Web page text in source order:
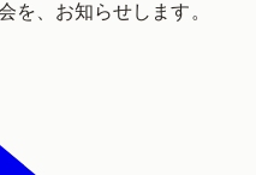
を、お知らせします。